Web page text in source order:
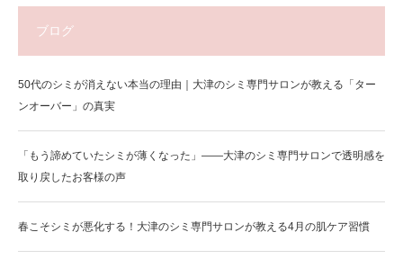
ブログ
50代のシミが消えない本当の理由｜大津のシミ専門サロンが教える「ター
ンオーバー」の真実
「もう諦めていたシミが薄くなった」——大津のシミ専門サロンで透明感を
取り戻したお客様の声
春こそシミが悪化する！大津のシミ専門サロンが教える4月の肌ケア習慣